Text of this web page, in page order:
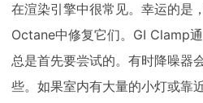
在渲染引擎中很常见。幸运的是
Octane中修复它们。GI Clamp
总是首先要尝试的。有时降噪器
些。如果室内有大量的小灯或靠